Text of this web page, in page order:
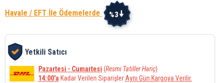
Havale / EFT İle Ödemelerde %3
Yetkili Satıcı
Pazartesi - Cumartesi (Resmi Tatiller Hariç)
14:00'a Kadar Verilen SiparişlerAynı Gün Kargoya Verilir.